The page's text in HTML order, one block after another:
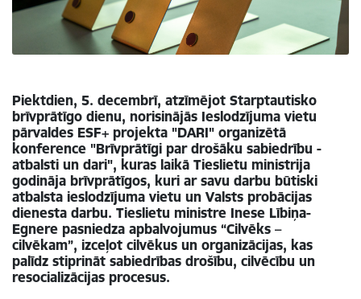
Piektdien, 5. decembrī, atzīmējot Starptautisko
brīvprātīgo dienu, norisinājās Ieslodzījuma vietu
pārvaldes ESF+ projekta "DARI" organizētā
konference "Brīvprātīgi par drošāku sabiedrību -
atbalsti un dari", kuras laikā Tieslietu ministrija
godināja brīvprātīgos, kuri ar savu darbu būtiski
atbalsta ieslodzījuma vietu un Valsts probācijas
dienesta darbu. Tieslietu ministre Inese Lībiņa-
Egnere pasniedza apbalvojumus “Cilvēks –
cilvēkam”, izceļot cilvēkus un organizācijas, kas
palīdz stiprināt sabiedrības drošību, cilvēcību un
resocializācijas procesus.